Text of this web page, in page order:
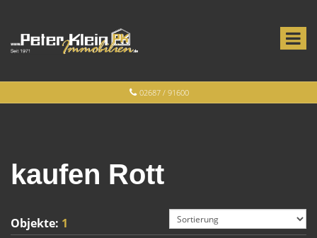
02687 / 91600
kaufen Rott
Objekte: 1